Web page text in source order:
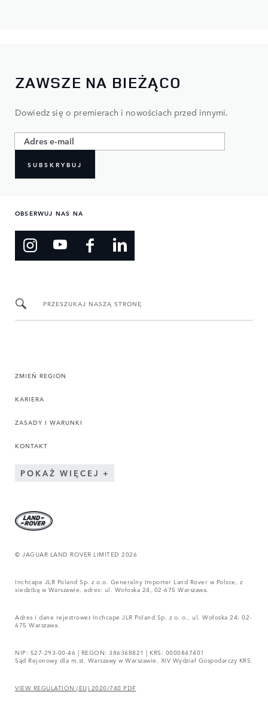
ZAWSZE NA BIEŻĄCO
Dowiedz się o premierach i nowościach przed innymi.​
SUBSKRYBUJ
OBSERWUJ NAS NA
PRZESZUKAJ NASZĄ STRONĘ
ZMIEŃ REGION
KARIERA
ZASADY I WARUNKI
KONTAKT
POKAŻ WIĘCEJ
© JAGUAR LAND ROVER LIMITED 2026
Inchcape JLR Poland Sp. z o.o. Generalny Importer Land Rover w Polsce, z
siedzibą w Warszawie, adres: ul. Wołoska 24, 02-675 Warszawa.
Adres i dane rejestrowe: Inchcape JLR Poland Sp. z o. o., ul. Wołoska 24, 02-
675 Warszawa.
NIP: 527-293-00-46 | REGON: 386368821 | KRS: 0000847401
Sąd Rejonowy dla m.st. Warszawy w Warszawie, XIV Wydział Gospodarczy KRS.
VIEW REGULATION (EU) 2020/740 PDF